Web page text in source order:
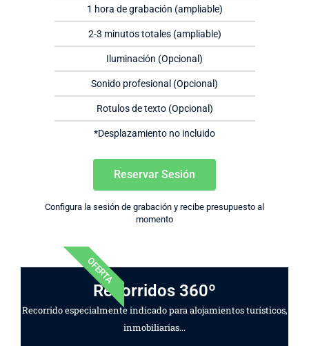
1 hora de grabación (ampliable)
2-3 minutos totales (ampliable)
Iluminación (Opcional)
Sonido profesional (Opcional)
Rotulos de texto (Opcional)
*Desplazamiento no incluido
Reservar Sesión
Configura la sesión de grabación y recibe presupuesto al
momento
OFERTA
Recorridos 360º
Recorrido especialmente indicado para alojamientos turísticos,
inmobiliarias...